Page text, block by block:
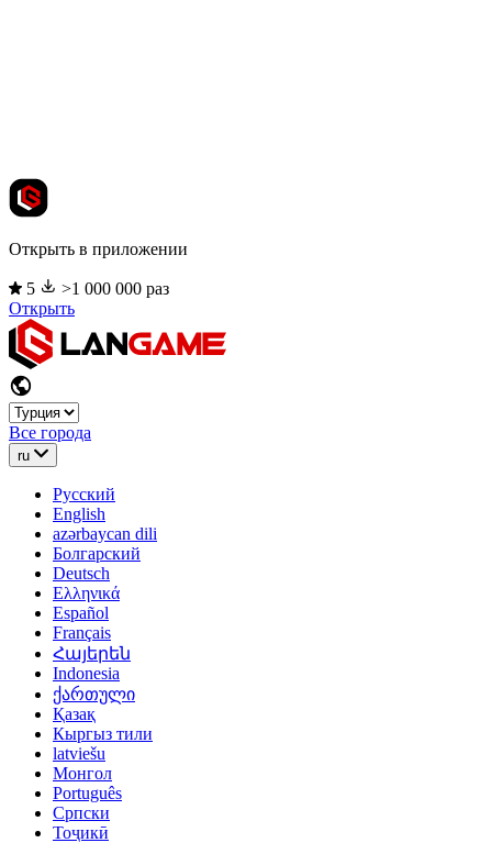
Открыть в приложении
5
>1 000 000 раз
Открыть
Все города
ru
Русский
English
azərbaycan dili
Болгарский
Deutsch
Ελληνικά
Español
Français
Հայերեն
Indonesia
ქართული
Қазақ
Кыргыз тили
latviešu
Монгол
Português
Српски
Тоҷикӣ